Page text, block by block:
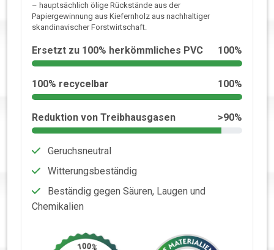
– hauptsächlich ölige Rückstände aus der
Papiergewinnung aus Kiefernholz aus nachhaltiger
skandinavischer Forstwirtschaft.
Ersetzt zu 100% herkömmliches PVC 100%
100% recycelbar 100%
Reduktion von Treibhausgasen >90%
Geruchsneutral
Witterungsbeständig
Beständig gegen Säuren, Laugen und
Chemikalien